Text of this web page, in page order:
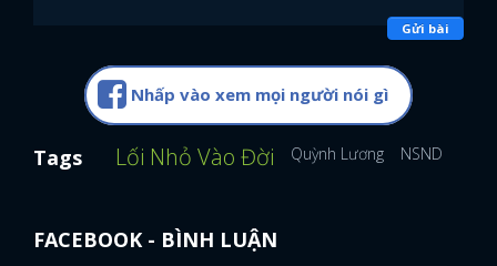
Gửi bài
Nhấp vào xem mọi người nói gì
Tags Lối Nhỏ Vào Đời Quỳnh Lương NSND Bùi
FACEBOOK - BÌNH LUẬN